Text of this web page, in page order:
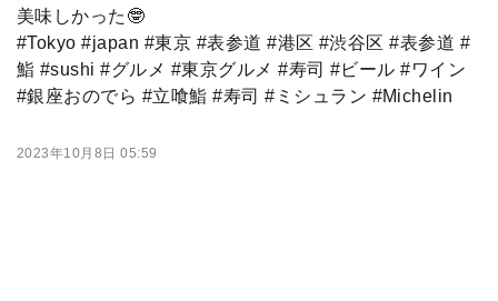
美味しかった🤓
#Tokyo #japan #東京 #表参道 #港区 #渋谷区 #表参道 #
鮨 #sushi #グルメ #東京グルメ #寿司 #ビール #ワイン
#銀座おのでら #立喰鮨 #寿司 #ミシュラン #Michelin
2023年10月8日 05:59